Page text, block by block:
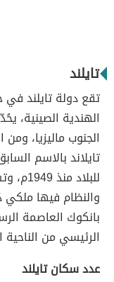
تايلند
تقع دولة تايلند
الهندية الصينية،
الجنوب ماليزيا،
تايلاند بالاسم
والنظام فيها ملكي
بانكوك العاصمة
الرئيسي من الناحية
عدد سكان تايلند